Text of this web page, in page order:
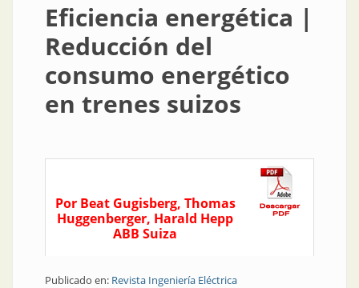
Eficiencia energética |
Reducción del
consumo energético
en trenes suizos
Por Beat Gugisberg, Thomas
Huggenberger, Harald Hepp
ABB Suiza
Publicado en: Revista Ingeniería Eléctrica